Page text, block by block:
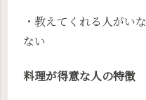
・教えてくれる人が
ない
料理が得意な人の特徴